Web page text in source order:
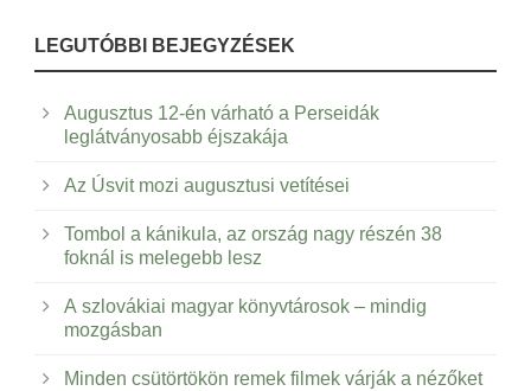
LEGUTÓBBI BEJEGYZÉSEK
Augusztus 12-én várható a Perseidák
leglátványosabb éjszakája
Az Úsvit mozi augusztusi vetítései
Tombol a kánikula, az ország nagy részén 38
foknál is melegebb lesz
A szlovákiai magyar könyvtárosok – mindig
mozgásban
Minden csütörtökön remek filmek várják a nézőket